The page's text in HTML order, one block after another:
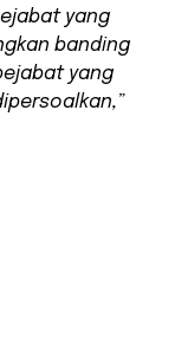
yang
banding
yang